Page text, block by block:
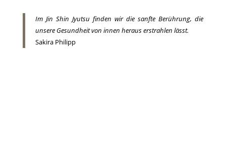
Im Jin Shin Jyutsu finden wir die sanfte Berührung, die
unsere Gesundheit von innen heraus erstrahlen lässt.
Sakira Philipp